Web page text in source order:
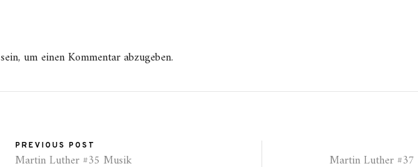
sein, um einen Kommentar abzugeben.
PREVIOUS POST
Martin Luther #35 Musik Martin Luther #37